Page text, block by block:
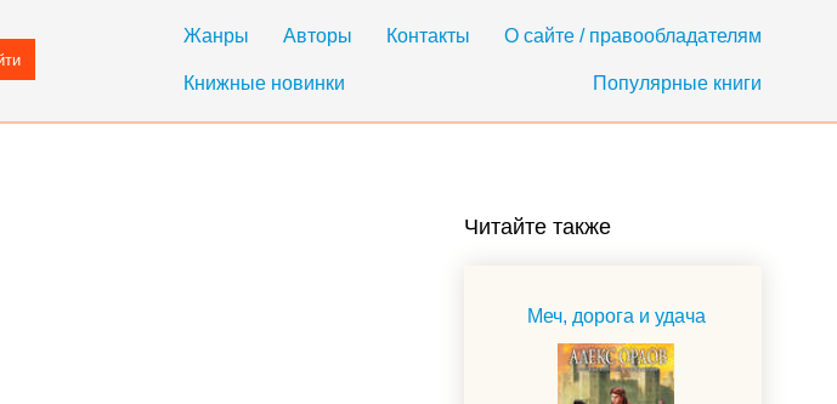
Жанры Авторы Контакты О сайте / правообладателям
Книжные новинки Популярные книги
Читайте также
Меч, дорога и удача